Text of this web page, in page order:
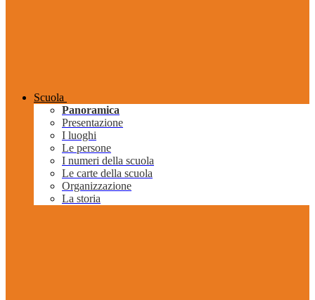
Scuola
Panoramica
Presentazione
I luoghi
Le persone
I numeri della scuola
Le carte della scuola
Organizzazione
La storia